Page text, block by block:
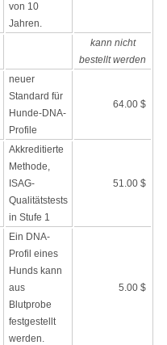
von 10
Jahren.
kann nicht
bestellt werden
neuer
Standard für
Hunde-DNA-
Profile
64.00 $
Akkreditierte
Methode,
ISAG-
Qualitätstests
in Stufe 1
51.00 $
Ein DNA-
Profil eines
Hunds kann
aus
Blutprobe
festgestellt
werden.
5.00 $